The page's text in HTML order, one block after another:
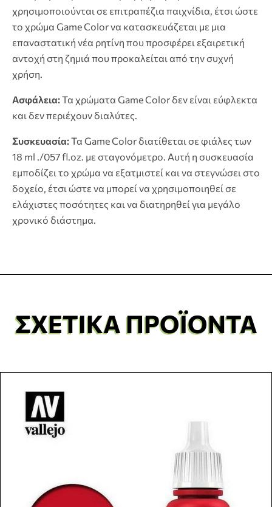
χρησιμοποιούνται σε επιτραπέζια παιχνίδια, έτσι ώστε
το χρώμα Game Color να κατασκευάζεται με μια
επαναστατική νέα ρητίνη που προσφέρει εξαιρετική
αντοχή στη ζημιά που προκαλείται από την συχνή
χρήση.
Ασφάλεια:Τα χρώματα Game Color δεν είναι εύφλεκτα
και δεν περιέχουν διαλύτες.
Συσκευασία:Τα Game Color διατίθεται σε φιάλες των
18 ml ./057 fl.oz. με σταγονόμετρο. Αυτή η συσκευασία
εμποδίζει το χρώμα να εξατμιστεί και να στεγνώσει στο
δοχείο, έτσι ώστε να μπορεί να χρησιμοποιηθεί σε
ελάχιστες ποσότητες και να διατηρηθεί για μεγάλο
χρονικό διάστημα.
ΣΧΕΤΙΚΆ ΠΡΟΪΌΝΤΑ